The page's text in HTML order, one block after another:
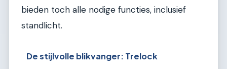
bieden toch alle nodige functies, inclusief
standlicht.
De stijlvolle blikvanger: Trelock